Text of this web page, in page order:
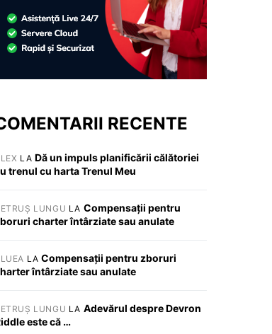
RECENTE
LA Dă un impuls planificării călătoriei
trenul cu harta Trenul Meu
LUNGU LA Compensații pentru
charter întârziate sau anulate
LACompensații pentru zboruri
întârziate sau anulate
LUNGU LA Adevărul despre Devron
este că …